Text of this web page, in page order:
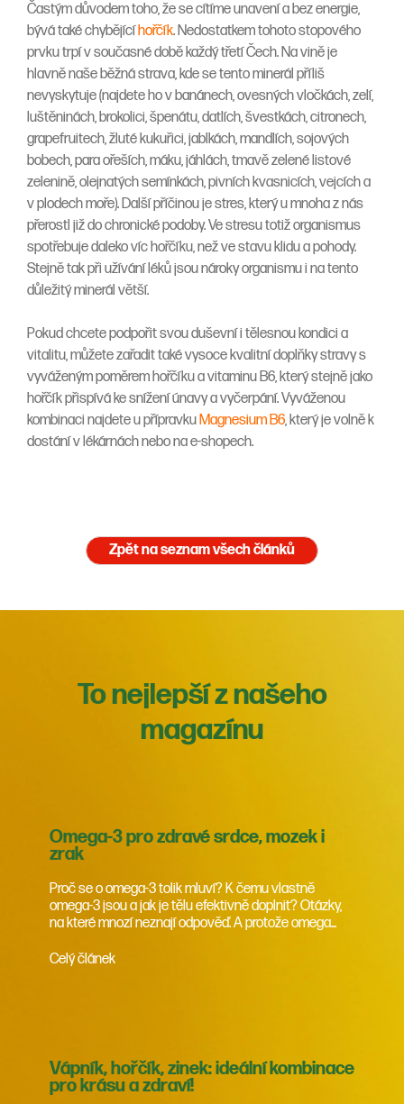
Častým důvodem toho, že se cítíme unavení a bez energie,
bývá také chybějícíhořčík. Nedostatkem tohoto stopového
prvku trpí v současné době každý třetí Čech. Na vině je
hlavně naše běžná strava, kde se tento minerál příliš
nevyskytuje (najdete ho v banánech, ovesných vločkách, zelí,
luštěninách, brokolici, špenátu, datlích, švestkách, citronech,
grapefruitech, žluté kukuřici, jablkách, mandlích, sojových
bobech, para ořeších, máku, jáhlách, tmavě zelené listové
zelenině, olejnatých semínkách, pivních kvasnicích, vejcích a
v plodech moře). Další příčinou je stres, který u mnoha z nás
přerostl již do chronické podoby. Ve stresu totiž organismus
spotřebuje daleko víc hořčíku, než ve stavu klidu a pohody.
Stejně tak při užívání léků jsou nároky organismu i na tento
důležitý minerál větší.
Pokud chcete podpořit svou duševní i tělesnou kondici a
vitalitu, můžete zařadit také vysoce kvalitní doplňky stravy s
vyváženým poměrem hořčíku a vitaminu B6, který stejně jako
hořčík přispívá ke snížení únavy a vyčerpání. Vyváženou
kombinaci najdete u přípravkuMagnesium B6, který je volně k
dostání v lékárnách nebo na e-shopech.
Zpět na seznam všech článků
To nejlepší z našeho
magazínu
Omega-3 pro zdravé srdce, mozek i
zrak
Proč se o omega-3 tolik mluví? K čemu vlastně
omega-3 jsou a jak je tělu efektivně doplnit? Otázky,
na které mnozí neznají odpověď. A protože omega...
Celý článek
Vápník, hořčík, zinek: ideální kombinace
pro krásu a zdraví!